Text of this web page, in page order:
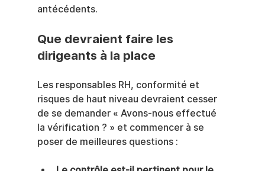
antécédents.
Que devraient faire les
dirigeants à la place
Les responsables RH, conformité et
risques de haut niveau devraient cesser
de se demander « Avons-nous effectué
la vérification ? » et commencer à se
poser de meilleures questions :